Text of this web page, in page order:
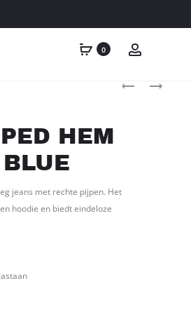
0
CROCHET
CROYEZ
HEM
jeans met rechte pijpen. Het
hoodie en biedt eindeloze